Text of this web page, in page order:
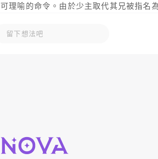
可理喻的命令。由於少主取代其兄被指名
勢力也漸漸變得錯綜複雜。//
技術上毫無缺點可以挑惕，劇情鋪陳穩定
留下想法吧